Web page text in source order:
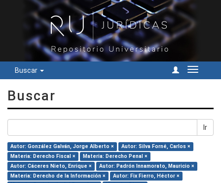
Buscar
Cambiar
Buscar
Ir
Autor: González Galván, Jorge Alberto ×
Autor: Silva Forné, Carlos ×
Materia: Derecho Fiscal ×
Materia: Derecho Penal ×
Autor: Cáceres Nieto, Enrique ×
Autor: Padrón Innamorato, Mauricio ×
Materia: Derecho de la Información ×
Autor: Fix Fierro, Héctor ×